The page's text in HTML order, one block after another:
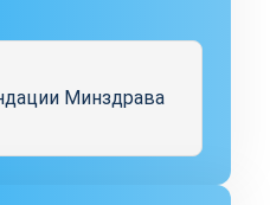
Минздрава